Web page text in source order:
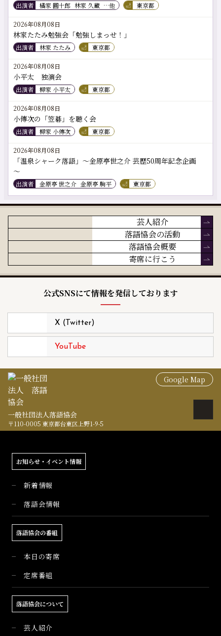
出演者 橘家 圓十郎 林家 久蔵 …他 東京都
2026年08月08日
林家たたみ勉強会「勉強しまっせ！」
出演者 林家 たたみ 東京都
2026年08月08日
小平太 独演会
出演者 柳家 小平太 東京都
2026年08月08日
小傳次の「笠碁」を聴く会
出演者 柳家 小傳次 東京都
2026年08月08日
「温泉シャーク落語」～金原亭世之介 芸歴50周年記念企画
～
出演者 金原亭 世之介 金原亭 駒平 東京都
芸人紹介
落語協会の活動
落語協会概要
寄席に行こう
公式SNSにて情報を発信しております
X (Twitter)
YouTube
Google Map
一般社団法人落語協会
〒110-0005 東京都台東区上野1-9-5
お知らせ・イベント情報
新着情報
落語会情報
落語協会の番組
本日の寄席
定席番組
落語協会について
芸人紹介